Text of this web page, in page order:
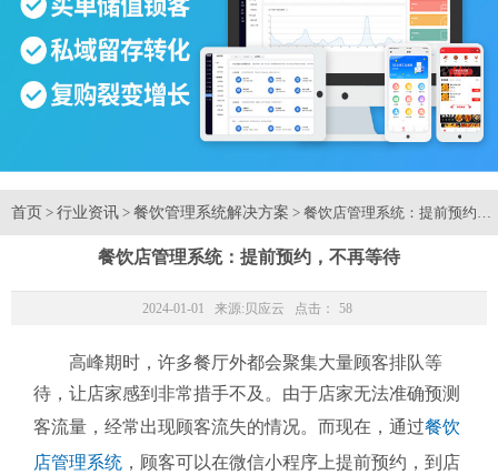
首页 > 行业资讯 > 餐饮管理系统解决方案 > 餐饮店管理系统：提前预约，
餐饮店管理系统：提前预约，不再等待
2024-01-01 来源: 贝应云 点击： 58
高峰期时，许多餐厅外都会聚集大量顾客排队等
待，让店家感到非常措手不及。由于店家无法准确预测
客流量，经常出现顾客流失的情况。而现在，通过餐饮
店管理系统 ，顾客可以在微信小程序上提前预约，到店